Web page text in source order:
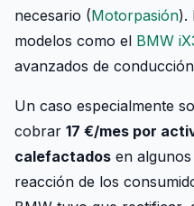
necesario (Motorpasión).
modelos como el BMW
avanzados de
Un caso especialmente
cobrar 17 €/mes por
calefactados en
reacción de los